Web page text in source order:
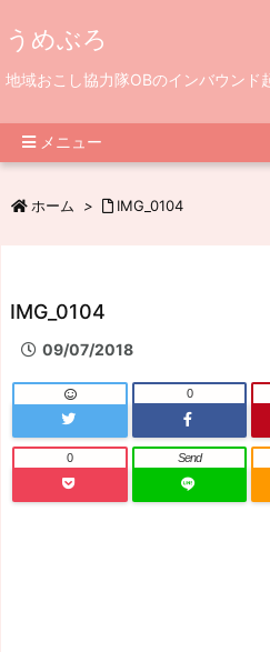
うめぶろ
地域おこし協力隊OBのインバウンド
メニュー
ホーム > IMG_0104
IMG_0104
09/07/2018
0
0 Send